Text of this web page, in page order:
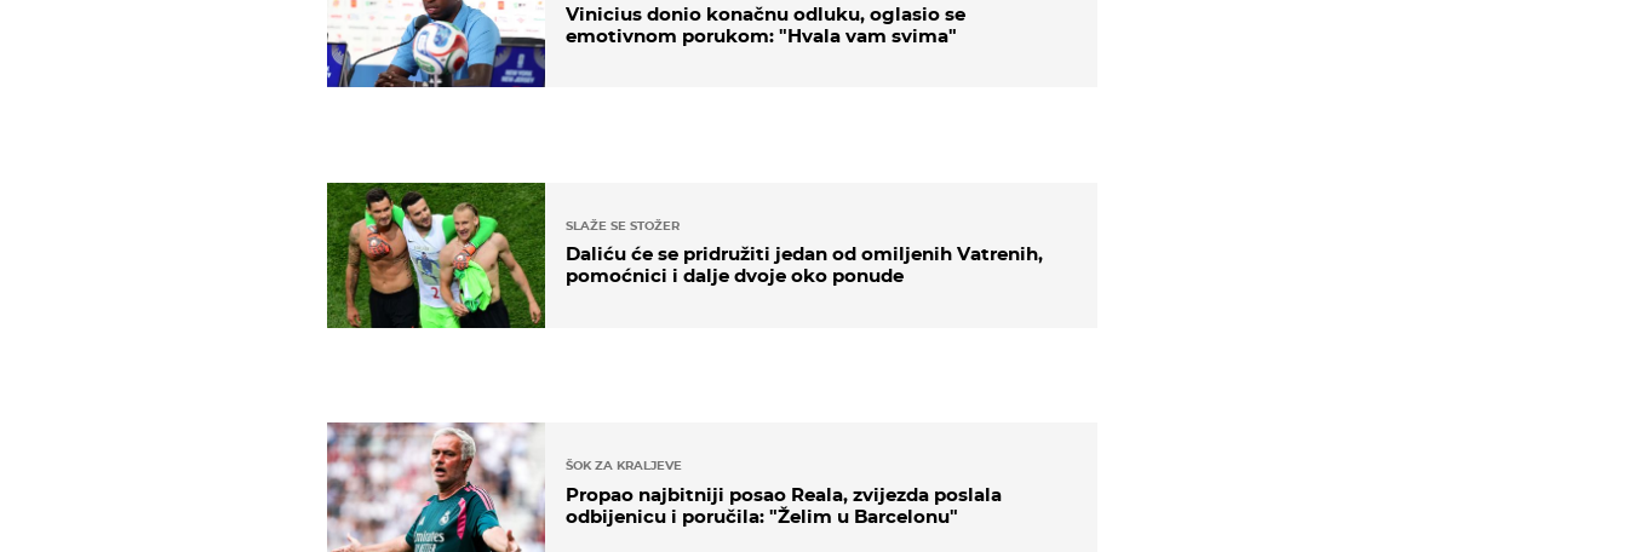
Vinicius donio konačnu odluku, oglasio se
emotivnom porukom: "Hvala vam svima"
SLAŽE SE STOŽER
Daliću će se pridružiti jedan od omiljenih Vatrenih,
pomoćnici i dalje dvoje oko ponude
ŠOK ZA KRALJEVE
Propao najbitniji posao Reala, zvijezda poslala
odbijenicu i poručila: "Želim u Barcelonu"